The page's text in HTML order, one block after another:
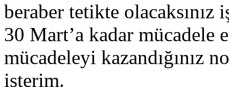
beraber tetikte
30 Mart’a kadar mücadele
mücadeleyi kazandığınız
isterim.